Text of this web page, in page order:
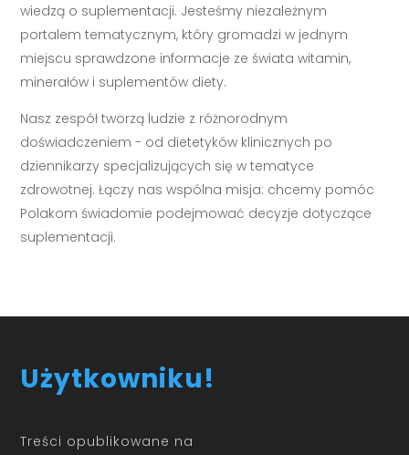
wiedzą o suplementacji. Jesteśmy niezależnym
portalem tematycznym, który gromadzi w jednym
miejscu sprawdzone informacje ze świata witamin,
minerałów i suplementów diety.
Nasz zespół tworzą ludzie z różnorodnym
doświadczeniem - od dietetyków klinicznych po
dziennikarzy specjalizujących się w tematyce
zdrowotnej. Łączy nas wspólna misja: chcemy pomóc
Polakom świadomie podejmować decyzje dotyczące
suplementacji.
Użytkowniku!
Treści opublikowane na